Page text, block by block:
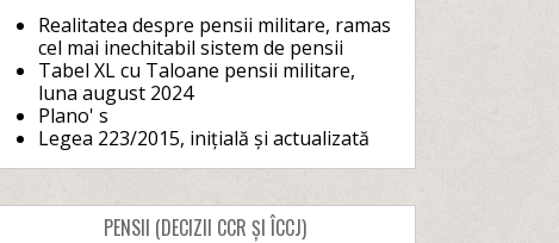
Realitatea despre pensii militare, ramas
cel mai inechitabil sistem de pensii
Tabel XL cu Taloane pensii militare,
luna august 2024
Plano' s
Legea 223/2015, inițială și actualizată
PENSII (DECIZII CCR ȘI ÎCCJ)